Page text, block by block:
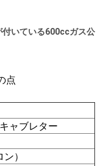
いている600ccガス公
点
ャブレター
）